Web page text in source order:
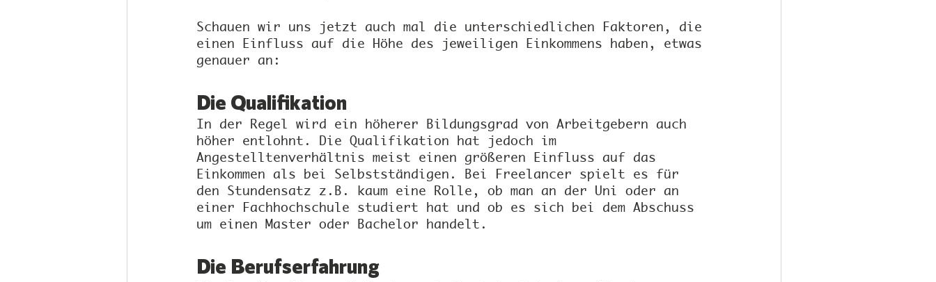
Schauen wir uns jetzt auch mal die unterschiedlichen Faktoren, die
einen Einfluss auf die Höhe des jeweiligen Einkommens haben, etwas
genauer an:
Die Qualifikation
In der Regel wird ein höherer Bildungsgrad von Arbeitgebern auch
höher entlohnt. Die Qualifikation hat jedoch im
Angestelltenverhältnis meist einen größeren Einfluss auf das
Einkommen als bei Selbstständigen. Bei Freelancer spielt es für
den Stundensatz z.B. kaum eine Rolle, ob man an der Uni oder an
einer Fachhochschule studiert hat und ob es sich bei dem Abschuss
um einen Master oder Bachelor handelt.
Die Berufserfahrung